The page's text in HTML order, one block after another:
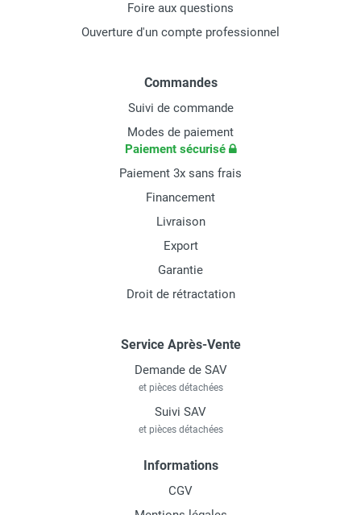
Foire aux questions
Ouverture d'un compte professionnel
Commandes
Suivi de commande
Modes de paiement
Paiement sécurisé
Paiement 3x sans frais
Financement
Livraison
Export
Garantie
Droit de rétractation
Service Après-Vente
Demande de SAV
et pièces détachées
Suivi SAV
et pièces détachées
Informations
CGV